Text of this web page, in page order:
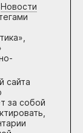
Новости
сайта
за собой